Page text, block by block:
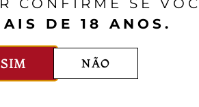
DE 18 ANOS.
SIM NÃO